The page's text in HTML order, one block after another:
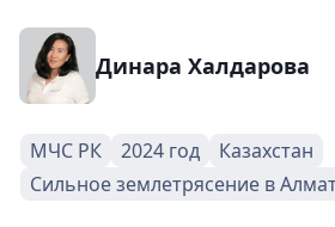
Динара Халдарова
МЧС РК 2024 год
Казахстан
Сильное землетрясение в